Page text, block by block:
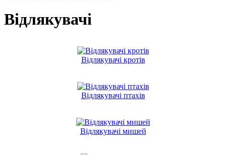
Відлякувачі
Відлякувачі кротів
Відлякувачі птахів
Відлякувачі мишей